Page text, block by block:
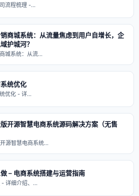
流程梳理 -…
商城系统：从流量焦虑到用户自增长，企
护城河？
城系统：从流…
统优化
优化 - 详…
开源智慧电商系统源码解决方案（无售
源智慧电商系统…
– 电商系统搭建与运营指南
- 详细介绍、…